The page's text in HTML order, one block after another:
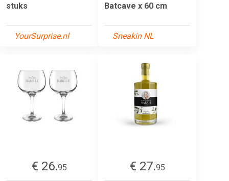
stuks
YourSurprise.nl
Batcave x 60 cm
Sneakin NL
€ 26.95
€ 27.95